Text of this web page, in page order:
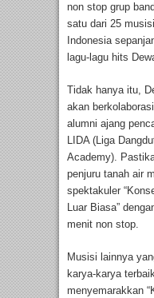
non stop grup
satu dari 25
Indonesia
lagu-lagu hits
Tidak hanya itu,
akan
alumni ajang
LIDA (Liga
Academy).
penjuru tanah air
spektakuler
Luar Biasa”
menit non stop.
Musisi lainnya
karya-karya
menyemarakkan